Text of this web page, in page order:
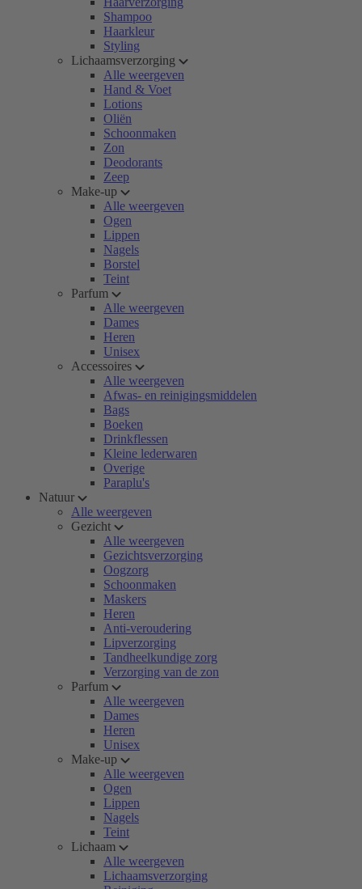
Shampoo
Haarkleur
Styling
Lichaamsverzorging
Alle weergeven
Hand & Voet
Lotions
Oliën
Schoonmaken
Zon
Deodorants
Zeep
Make-up
Alle weergeven
Ogen
Lippen
Nagels
Borstel
Teint
Parfum
Alle weergeven
Dames
Heren
Unisex
Accessoires
Alle weergeven
Afwas- en reinigingsmiddelen
Bags
Boeken
Drinkflessen
Kleine lederwaren
Overige
Paraplu's
Natuur
Alle weergeven
Gezicht
Alle weergeven
Gezichtsverzorging
Oogzorg
Schoonmaken
Maskers
Heren
Anti-veroudering
Lipverzorging
Tandheelkundige zorg
Verzorging van de zon
Parfum
Alle weergeven
Dames
Heren
Unisex
Make-up
Alle weergeven
Ogen
Lippen
Nagels
Teint
Lichaam
Alle weergeven
Lichaamsverzorging